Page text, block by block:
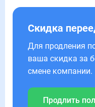
Скидка
Для продления
ваша скидка за
смене компании.
Продлить